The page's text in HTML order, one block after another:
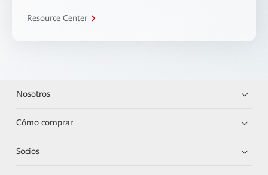
Resource Center
Nosotros
Cómo comprar
Socios